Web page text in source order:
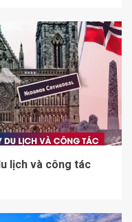
lịch và công tác